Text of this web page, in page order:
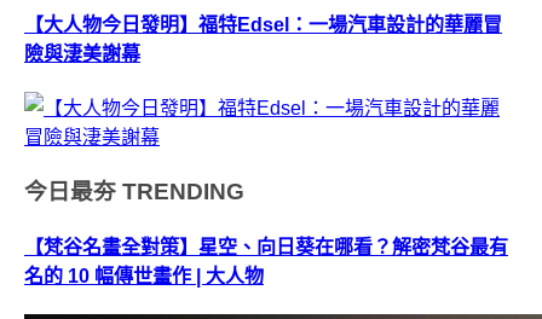
【大人物今日發明】福特Edsel：一場汽車設計的華麗冒
險與淒美謝幕
今日最夯 TRENDING
【梵谷名畫全對策】星空、向日葵在哪看？解密梵谷最有
名的 10 幅傳世畫作 | 大人物